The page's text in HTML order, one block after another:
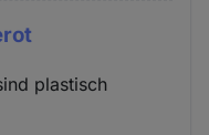
plastisch